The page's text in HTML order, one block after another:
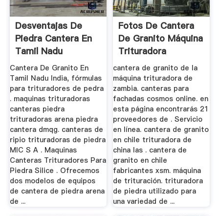
Desventajas De
Piedra Cantera En
Tamil Nadu
Cantera De Granito En
Tamil Nadu India, fórmulas
para trituradores de pedra
. maquinas trituradoras
canteras piedra
trituradoras arena piedra
cantera dmqg. canteras de
ripio trituradoras de piedra
MIC S A . Maquinas
Canteras Trituradores Para
Piedra Silice . Ofrecemos
dos modelos de equipos
de cantera de piedra arena
de ...
Fotos De Cantera
De Granito Máquina
Trituradora
cantera de granito de la
máquina trituradora de
zambia. canteras para
fachadas cosmos online. en
esta página encontrarás 21
proveedores de . Servicio
en línea. cantera de granito
en chile trituradora de
china las . cantera de
granito en chile
fabricantes xsm. máquina
de trituración. trituradora
de piedra utilizado para
una variedad de ...